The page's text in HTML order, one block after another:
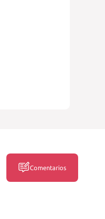
Comentarios